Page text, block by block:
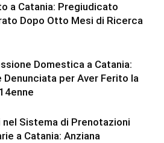
a Catania: Pregiudicato
Dopo Otto Mesi di Ricerca
Domestica a Catania:
Denunciata per Aver Ferito la
nel Sistema di Prenotazioni
a Catania: Anziana